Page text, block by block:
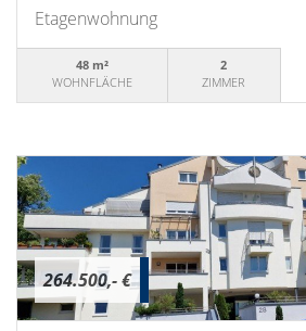
Etagenwohnung
48 m²
WOHNFLÄCHE
2
ZIMMER
264.500,- €